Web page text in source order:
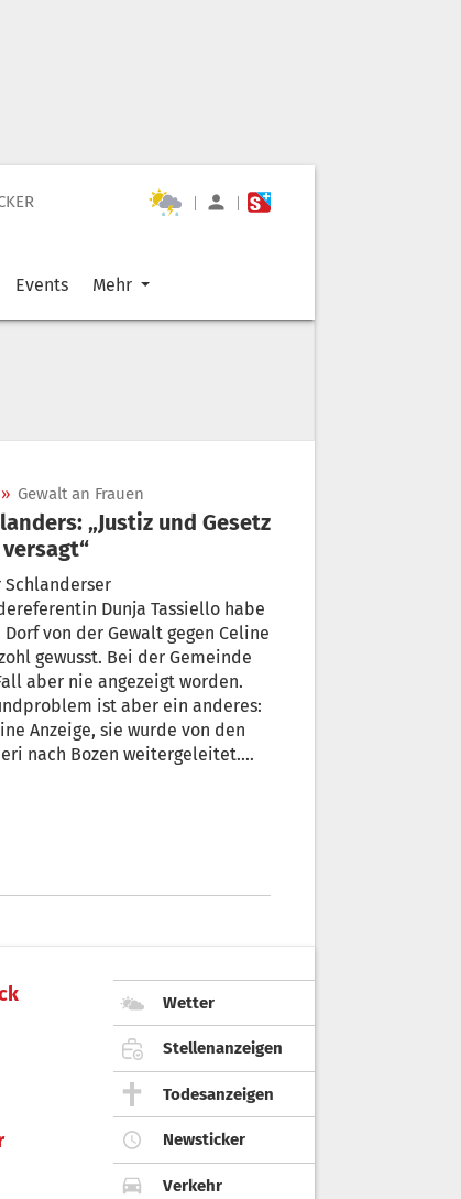
| |
Events Mehr
» Gewalt an Frauen
Schlanderser
Dunja Tassiello habe
von der Gewalt gegen Celine
gewusst. Bei der Gemeinde
aber nie angezeigt worden.
ist aber ein anderes:
Anzeige, sie wurde von den
nach Bozen weitergeleitet.
Wetter
Stellenanzeigen
Todesanzeigen
Newsticker
Verkehr